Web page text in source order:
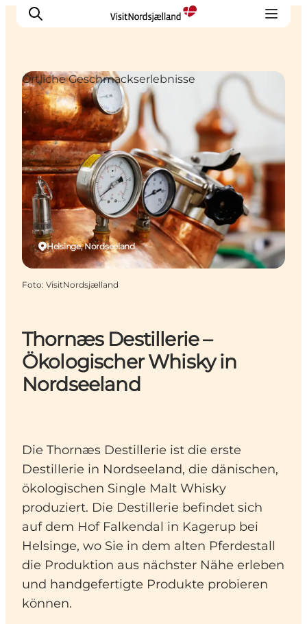
Highlights
Erlebnisse
Geschmack
Unterkünfte
Städte
Reiseplanung
Thornæs Destillerie –
Ökologischer Whisky in
Nordseeland
Die Thornæs Destillerie ist die erste
Destillerie in Nordseeland, die dänischen,
ökologischen Single Malt Whisky
produziert. Die Destillerie befindet sich
auf dem Hof Falkendal in Kagerup bei
Helsinge, wo Sie in dem alten Pferdestall
die Produktion aus nächster Nähe erleben
und handgefertigte Produkte probieren
können.
Helsinge, Nordseeland
Örtliche Geschmackserlebnisse
Foto: VisitNordsjælland